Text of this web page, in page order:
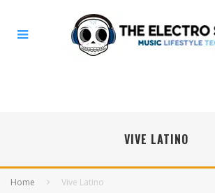
VIVE LATINO
Home Vive Latino